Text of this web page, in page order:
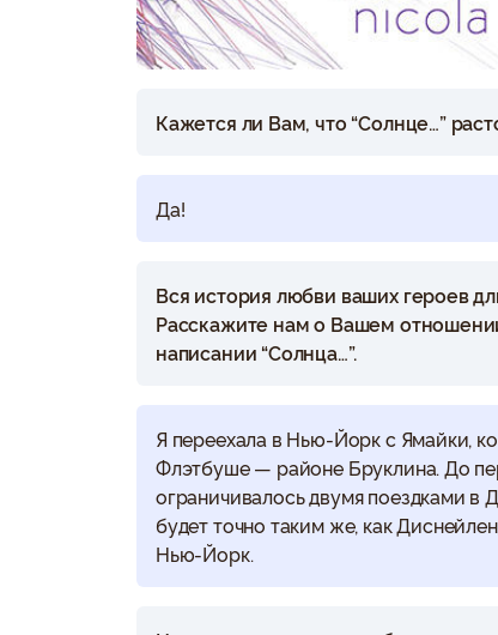
Кажется ли Вам, что “Солнце…”
Да!
Вся история любви ваших героев
Расскажите нам о Вашем
написании “Солнца…”.
Я переехала в Нью-Йорк с Ямайки,
Флэтбуше — районе Бруклина. До
ограничивалось двумя поездками в
будет точно таким же, как
Нью-Йорк.